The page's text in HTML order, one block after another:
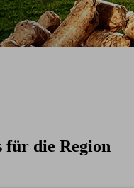
für die Region